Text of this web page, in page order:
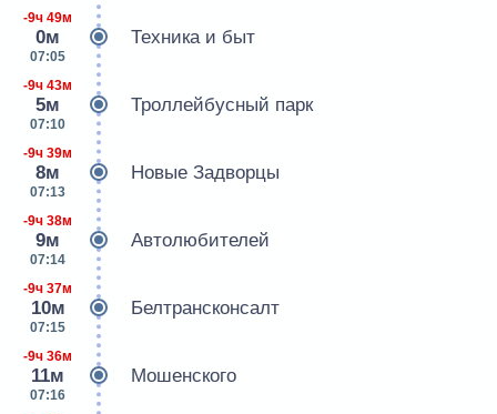
-9ч 49м
0м
07:05
Техника и быт
-9ч 43м
5м
07:10
Троллейбусный парк
-9ч 39м
8м
07:13
Новые Задворцы
-9ч 38м
9м
07:14
Автолюбителей
-9ч 37м
10м
07:15
Белтрансконсалт
-9ч 36м
11м
07:16
Мошенского